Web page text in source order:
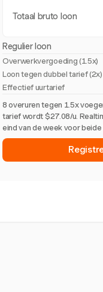
Totaal bruto loon
Regulier loon
Overwerkvergoeding (1.5x)
Loon tegen dubbel tarief (2x)
Effectief uurtarief
8 overuren tegen 1.5x
tarief wordt $27.08/u.
eind van de week voor beide